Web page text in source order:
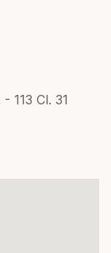
113 Cl. 31